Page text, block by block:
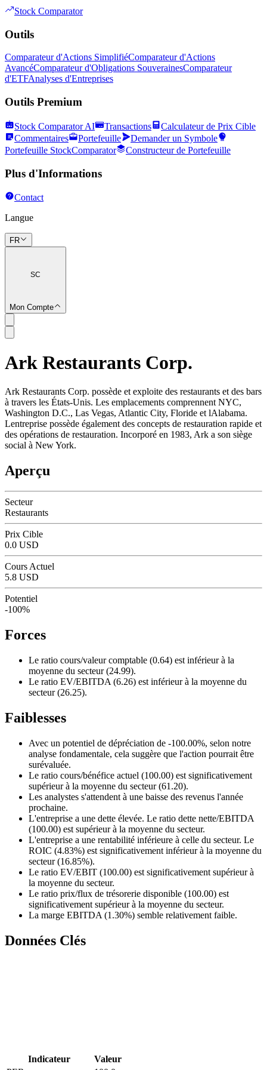
Stock Comparator
Outils
Comparateur d'Actions SimplifiéComparateur d'Actions
AvancéComparateur d'Obligations SouverainesComparateur
d'ETFAnalyses d'Entreprises
Outils Premium
Stock Comparator AI Transactions
Calculateur de Prix Cible
Commentaires
Portefeuille
Demander un Symbole
Portefeuille StockComparator
Constructeur de Portefeuille
Plus d'Informations
Contact
Langue
FR
SC
Mon Compte
SC
Ark Restaurants Corp.
Ark Restaurants Corp. possède et exploite des restaurants et des bars
à travers les États-Unis. Les emplacements comprennent NYC,
Washington D.C., Las Vegas, Atlantic City, Floride et lAlabama.
Lentreprise possède également des concepts de restauration rapide et
des opérations de restauration. Incorporé en 1983, Ark a son siège
social à New York.
Aperçu
Secteur
Restaurants
Prix Cible
0.0 USD
Cours Actuel
5.8 USD
Potentiel
-100%
Forces
Le ratio cours/valeur comptable (0.64) est inférieur à la
moyenne du secteur (24.99).
Le ratio EV/EBITDA (6.26) est inférieur à la moyenne du
secteur (26.25).
Faiblesses
Avec un potentiel de dépréciation de -100.00%, selon notre
analyse fondamentale, cela suggère que l'action pourrait être
surévaluée.
Le ratio cours/bénéfice actuel (100.00) est significativement
supérieur à la moyenne du secteur (61.20).
Les analystes s'attendent à une baisse des revenus l'année
prochaine.
L'entreprise a une dette élevée. Le ratio dette nette/EBITDA
(100.00) est supérieur à la moyenne du secteur.
L'entreprise a une rentabilité inférieure à celle du secteur. Le
ROIC (4.83%) est significativement inférieur à la moyenne du
secteur (16.85%).
Le ratio EV/EBIT (100.00) est significativement supérieur à
la moyenne du secteur.
Le ratio prix/flux de trésorerie disponible (100.00) est
significativement supérieur à la moyenne du secteur.
La marge EBITDA (1.30%) semble relativement faible.
Données Clés
Indicateur
Valeur